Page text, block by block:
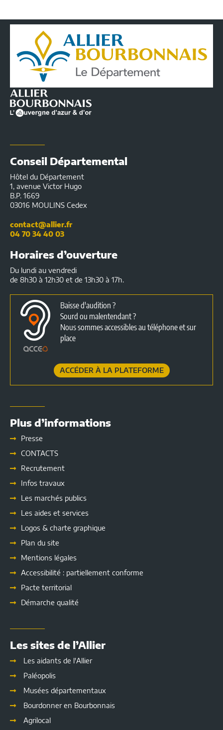
Conseil
Départemental
de
l'Allier
Infos
Conseil Départemental
Hôtel du Département
1, avenue Victor Hugo
B.P. 1669
03016 MOULINS Cedex
contact@allier.fr
04 70 34 40 03
Horaires d’ouverture
Du lundi au vendredi
de 8h30 à 12h30 et de 13h30 à 17h.
Baisse d'audition ?
Sourd ou malentendant ?
Nous sommes accessibles au téléphone et sur
place
ACCÉDER À LA PLATEFORME
Plus d’informations
Presse
CONTACTS
Recrutement
Infos travaux
Les marchés publics
Les aides et services
Logos & charte graphique
Plan du site
Mentions légales
Accessibilité : partiellement conforme
Pacte territorial
Démarche qualité
Les sites de l’Allier
Les aidants de l'Allier
Paléopolis
Musées départementaux
Bourdonner en Bourbonnais
Agrilocal